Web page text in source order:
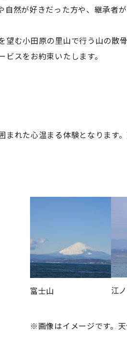
然が好きだった方や、継承者
む小田原の里山で行う山の散
スをお約束いたします。
れた心温まる体験となります
富士山 江
※画像はイメージです。天